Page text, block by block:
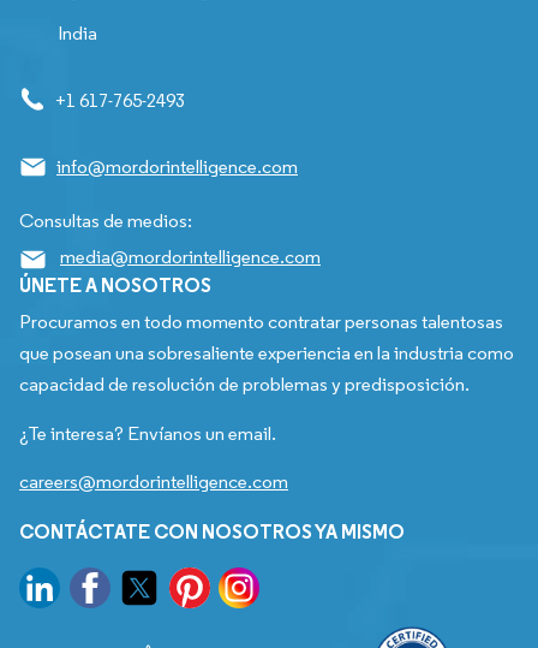
India
+1 617-765-2493
info@mordorintelligence.com
Consultas de medios:
media@mordorintelligence.com
ÚNETE A NOSOTROS
Procuramos en todo momento contratar personas talentosas
que posean una sobresaliente experiencia en la industria como
capacidad de resolución de problemas y predisposición.
¿Te interesa? Envíanos un email.
careers@mordorintelligence.com
CONTÁCTATE CON NOSOTROS YA MISMO